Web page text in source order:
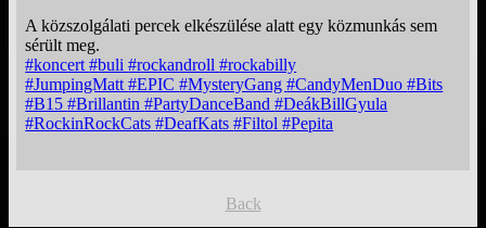
A közszolgálati percek elkészülése alatt egy közmunkás sem
sérült meg.
#koncert#buli#rockandroll#rockabilly
#JumpingMatt#EPIC#MysteryGang#CandyMenDuo#Bits
#B15#Brillantin#PartyDanceBand#DeákBillGyula
#RockinRockCats#DeafKats#Filtol#Pepita
Back